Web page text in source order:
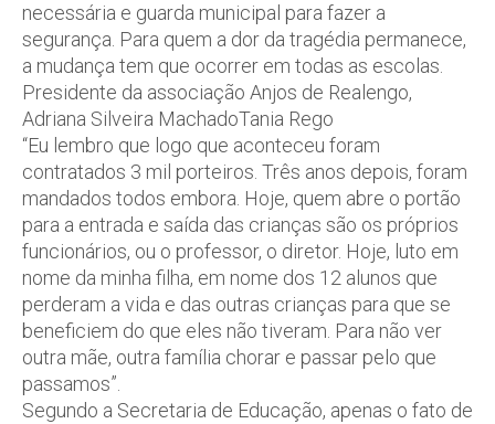
necessária e guarda municipal para fazer a
segurança. Para quem a dor da tragédia permanece,
a mudança tem que ocorrer em todas as escolas.
Presidente da associação Anjos de Realengo,
Adriana Silveira MachadoTania Rego
“Eu lembro que logo que aconteceu foram
contratados 3 mil porteiros. Três anos depois, foram
mandados todos embora. Hoje, quem abre o portão
para a entrada e saída das crianças são os próprios
funcionários, ou o professor, o diretor. Hoje, luto em
nome da minha filha, em nome dos 12 alunos que
perderam a vida e das outras crianças para que se
beneficiem do que eles não tiveram. Para não ver
outra mãe, outra família chorar e passar pelo que
passamos”.
Segundo a Secretaria de Educação, apenas o fato de